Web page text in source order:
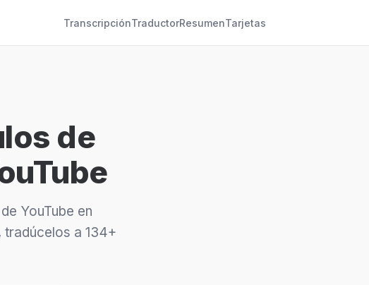
TranscripciónTraductorResumenTarjetas
de
YouTube en
a 134+